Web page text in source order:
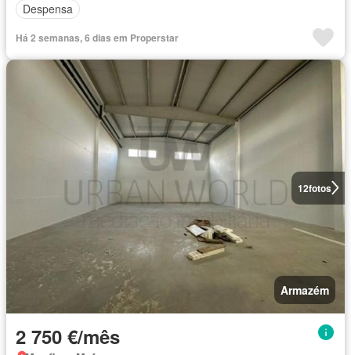
Despensa
Há 2 semanas, 6 dias em Properstar
12fotos
Armazém
2 750 €/mês